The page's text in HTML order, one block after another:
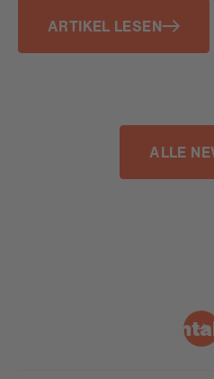
ARTIKEL LESEN
ALLE